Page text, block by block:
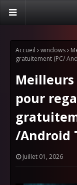
Accueil windows
gratuitement (PC/
pour
/Android
Juillet 01, 2026